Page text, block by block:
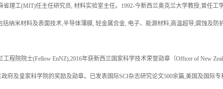
省理工(MIT)任主任研究员, 材料实验室主任。1992-今新西兰奥克兰大学教授,曾任
纳米材料及表面技术,半导体薄膜, 轻金属合金, 电子、能源材料,高温超导;腐蚀及防
程院院士(Fellow EnNZ),2016年获新西兰国家科学技术荣誉勋章（Officer of New
及皇家科学院的奖励及勋章。已发表国际SCI杂志研究论文500余篇,美国及国际专